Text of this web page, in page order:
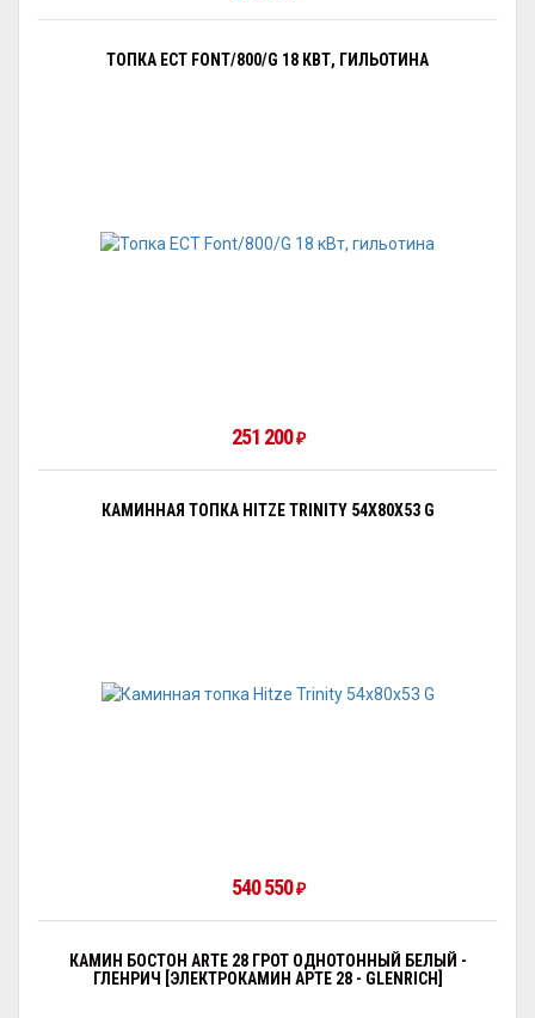
ТОПКА ECT FONT/800/G 18 КВТ, ГИЛЬОТИНА
251 200₽
КАМИННАЯ ТОПКА HITZE TRINITY 54X80X53 G
540 550₽
КАМИН БОСТОН ARTE 28 ГРОТ ОДНОТОННЫЙ БЕЛЫЙ -
ГЛЕНРИЧ [ЭЛЕКТРОКАМИН АРТЕ 28 - GLENRICH]